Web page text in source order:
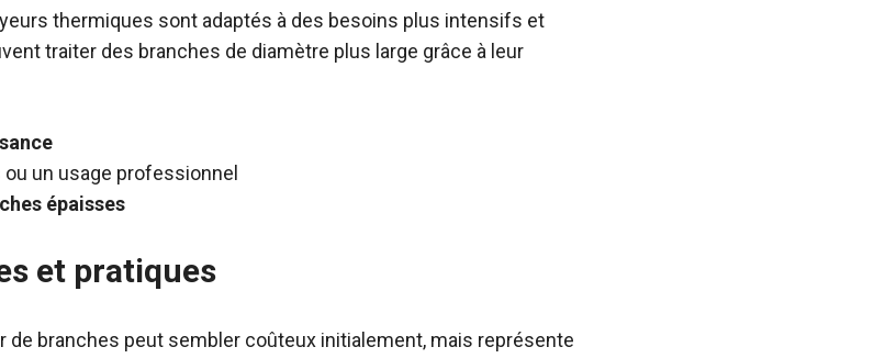
thermiques sont adaptés à des besoins plus intensifs et
traiter des branches de diamètre plus large grâce à leur
un usage professionnel
épaisses
et pratiques
de branches peut sembler coûteux initialement, mais représente